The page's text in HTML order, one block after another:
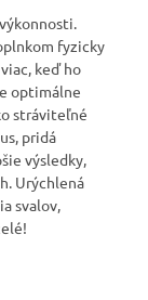
fyzicky
keď ho
optimálne
stráviteľné
pridá
výsledky,
Urýchlená
svalov,